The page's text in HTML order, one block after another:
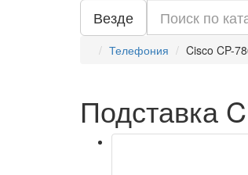
Везде
Телефония Cisco CP-
Подставка